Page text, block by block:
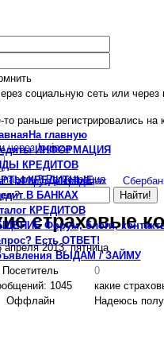
социальную сеть или через
то раньше регистрировались на
Регистрация
На главную
ИНФОРМАЦИЯ
КРЕДИТОВ
КРЕДИТНЫЕ
В БАНКАХ
КРЕДИТОВ
Форум, блоги,
Есть ОТВЕТ!
ВЫДАМ / ЗАЙМУ
Форум о кредитах
страховые
2013, пятница
Посетитель
1045
Оффлайн
0
какие
Надеюсь